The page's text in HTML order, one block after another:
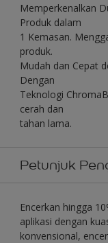
Memperkenalkan
Produk dalam
1 Kemasan.
produk.
Mudah dan Cepat
Dengan
Teknologi
cerah dan
tahan lama.
Petunjuk
Encerkan hingga
aplikasi dengan
konvensional,